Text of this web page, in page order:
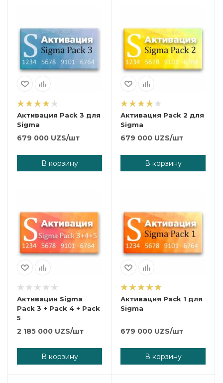
Активация Pack 3 для
Sigma
679 000 UZS/шт
В корзину
Активация Pack 2 для
Sigma
679 000 UZS/шт
В корзину
Активации Sigma
Pack 3 + Pack 4 + Pack
5
2 185 000 UZS/шт
В корзину
Активация Pack 1 для
Sigma
679 000 UZS/шт
В корзину